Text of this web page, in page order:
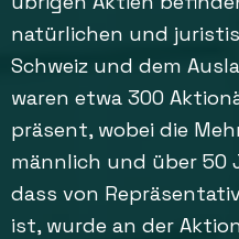
natürlichen und
Schweiz und dem
waren etwa 300
präsent, wobei die
männlich und über 50
dass von
ist, wurde an der